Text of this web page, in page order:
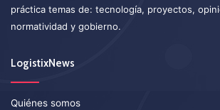
práctica temas de: tecnología, proyectos,
normatividad y gobierno.
LogistixNews
Quiénes somos